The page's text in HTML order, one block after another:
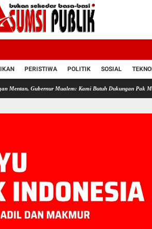
PERISTIWA POLITIK SOSIAL
Mualem: Kami Butuh Dukungan Pak Menteri